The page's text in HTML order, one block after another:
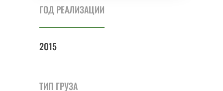
ГОД РЕАЛИЗАЦИИ
2015
ТИП ГРУЗА